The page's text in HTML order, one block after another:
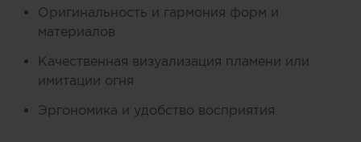
Оригинальность и гармония форм и
материалов
Качественная визуализация пламени или
имитации огня
Эргономика и удобство восприятия